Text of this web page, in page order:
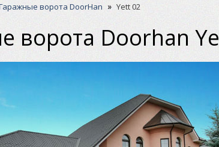
ворота DoorHan » Yett 02
ворота Doorhan